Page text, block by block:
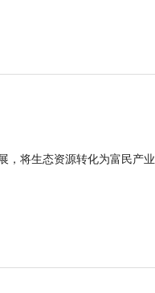
，将生态资源转化为富民产